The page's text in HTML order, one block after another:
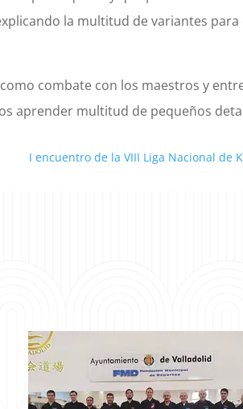
la multitud de variantes para
combate con los maestros y
aprender multitud de pequeños
I encuentro de la VIII Liga Nacional de